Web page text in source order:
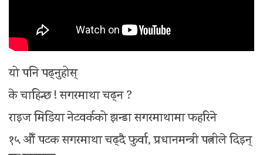
यो पनि पढ्नुहोस्
के चाहिन्छ ! सगरमाथा चढ्न ?
राइज मिडिया नेटवर्कको झन्डा सगरमाथामा फहरिने
१५ औँ पटक सगरमाथा चढ्दै फुर्वा, प्रधानमन्त्री पत्नीले दिइन्